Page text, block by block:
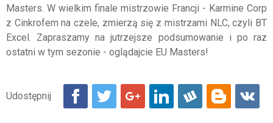
Masters. W wielkim finale mistrzowie Francji - Karmine Corp
z Cinkrofem na czele, zmierzą się z mistrzami NLC, czyli BT
Excel. Zapraszamy na jutrzejsze podsumowanie i po raz
ostatni w tym sezonie - oglądajcie EU Masters!